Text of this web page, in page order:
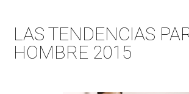
LAS TENDENCIAS
HOMBRE 2015